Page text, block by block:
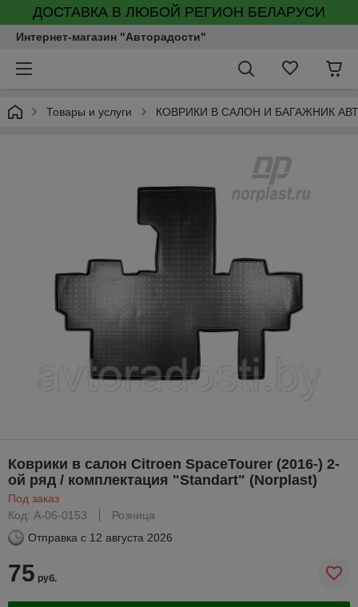
ДОСТАВКА В ЛЮБОЙ РЕГИОН БЕЛАРУСИ
Интернет-магазин "Авторадости"
Товары и услуги КОВРИКИ В САЛОН И БАГАЖНИК
Коврики в салон Citroen SpaceTourer (2016-) 2-
ой ряд / комплектация "Standart" (Norplast)
Под заказ
Код: A-06-0153
Розница
Отправка с 12 августа 2026
75 руб.